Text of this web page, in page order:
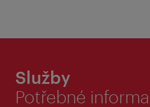
Služby
Potřebné